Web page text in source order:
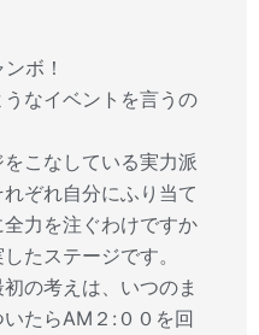
ボ！
なイベントを言うの
こなしている実力派
ぞれ自分にふり当て
力を注ぐわけですか
たステージです。
の考えは、いつのま
たらAM２:００を回